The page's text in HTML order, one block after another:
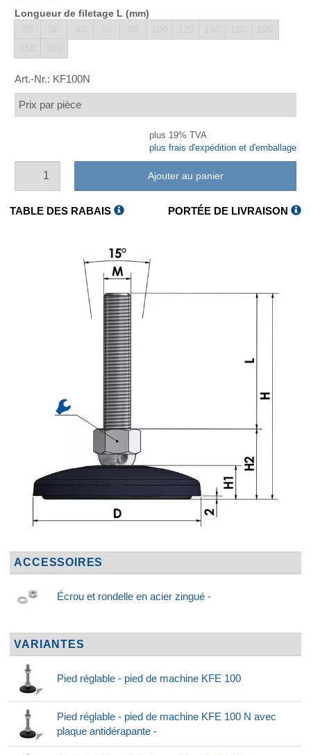
Longueur de filetage L (mm)
Art.-Nr.: KF100N
Prix par pièce
plus 19% TVA
plus frais d'expédition et d'emballage
Ajouter au panier
TABLE DES RABAIS PORTÉE DE LIVRAISON
ACCESSOIRES
Écrou et rondelle en acier zingué -
VARIANTES
Pied réglable - pied de machine KFE 100
Pied réglable - pied de machine KFE 100 N avec
plaque antidérapante -